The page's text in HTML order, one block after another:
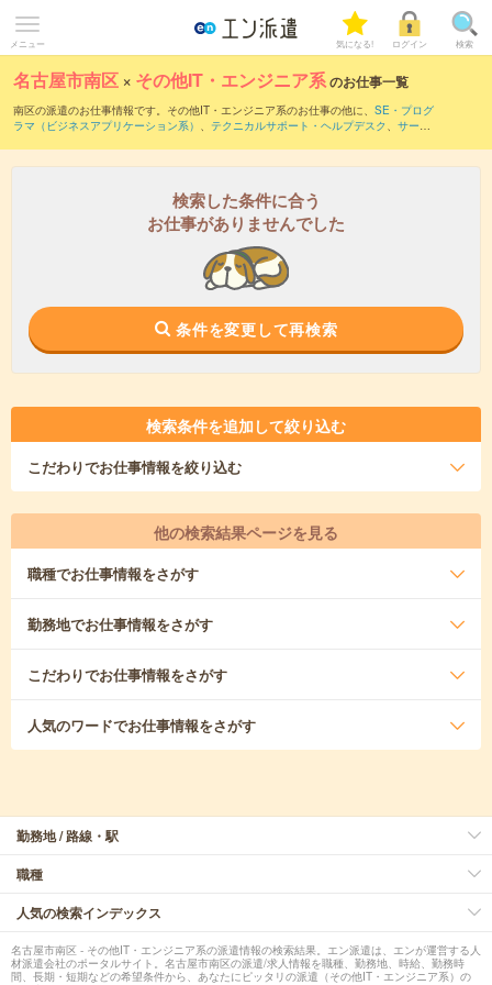
メニュー 気になる! ログイン 検索
名古屋市南区 × その他IT・エンジニア系のお仕事一覧
南区の派遣のお仕事情報です。その他IT・エンジニア系のお仕事の他に、 SE・プログ
ラマ（ビジネスアプリケーション系） 、 テクニカルサポート・ヘルプデスク 、 サー
検索した条件に合う
お仕事がありませんでした
条件を変更して再検索
検索条件を追加して絞り込む
こだわりでお仕事情報を絞り込む
他の検索結果ページを見る
職種でお仕事情報をさがす
勤務地でお仕事情報をさがす
こだわりでお仕事情報をさがす
人気のワードでお仕事情報をさがす
勤務地 / 路線・駅
職種
人気の検索インデックス
名古屋市南区 - その他IT・エンジニア系の派遣情報の検索結果。エン派遣は、エンが運営する人
材派遣会社のポータルサイト。名古屋市南区の派遣/求人情報を職種、勤務地、時給、勤務時
間、長期・短期などの希望条件から、あなたにピッタリの派遣（その他IT・エンジニア系）の